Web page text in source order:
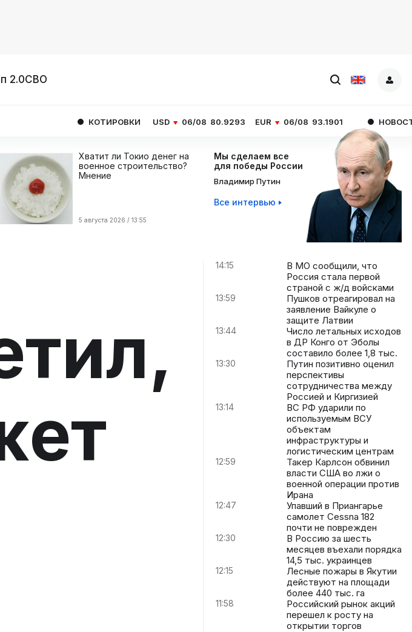
2.0СВО
КОТИРОВКИ USD 06/08 80.9293 EUR 06/08 93.1901 НОВОСТИ ЧАСА В
Хватит ли Токио денег на
военное строительство?
Мнение
5 августа 2026 / 13:55
Мы сделаем все
для победы России
Владимир Путин
Все интервью
14:15
В МО сообщили, что
Россия стала первой
страной с ж/д войсками
13:59
Пушков отреагировал на
заявление Вайкуле о
защите Латвии
13:44
Число летальных исходов
в ДР Конго от Эболы
составило более 1,8 тыс.
13:30
Путин позитивно оценил
перспективы
сотрудничества между
Россией и Киргизией
13:14
ВС РФ ударили по
используемым ВСУ
объектам
инфраструктуры и
логистическим центрам
12:59
Такер Карлсон обвинил
власти США во лжи о
военной операции против
Ирана
12:47
Упавший в Приангарье
самолет Cessna 182
почти не поврежден
12:30
В Россию за шесть
месяцев въехали порядка
14,5 тыс. украинцев
12:15
Лесные пожары в Якутии
действуют на площади
более 440 тыс. га
11:58
Российский рынок акций
перешел к росту на
открытии торгов